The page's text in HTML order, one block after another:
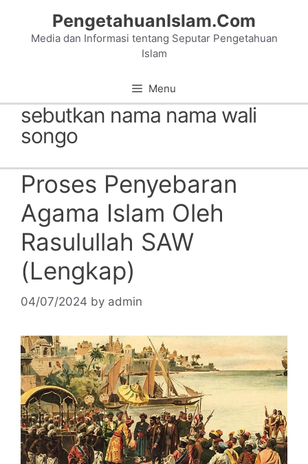
content
PengetahuanIslam.Com
Media dan Informasi tentang Seputar Pengetahuan
Islam
Menu
sebutkan nama nama wali
songo
Proses Penyebaran
Agama Islam Oleh
Rasulullah SAW
(Lengkap)
04/07/2024 by admin